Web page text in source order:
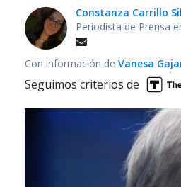
Constanza Carrillo
Periodista de Prensa
Con información de Vanesa
Seguimos criterios de